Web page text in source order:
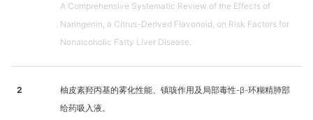
A Comprehensive Systematic Review of the Effects of
Naringenin, a Citrus-Derived Flavonoid, on Risk Factors for
Nonalcoholic Fatty Liver Disease.
2
柚皮素羟丙基的雾化性能、镇咳作用及局部毒性-β-环糊精肺部
给药吸入液。